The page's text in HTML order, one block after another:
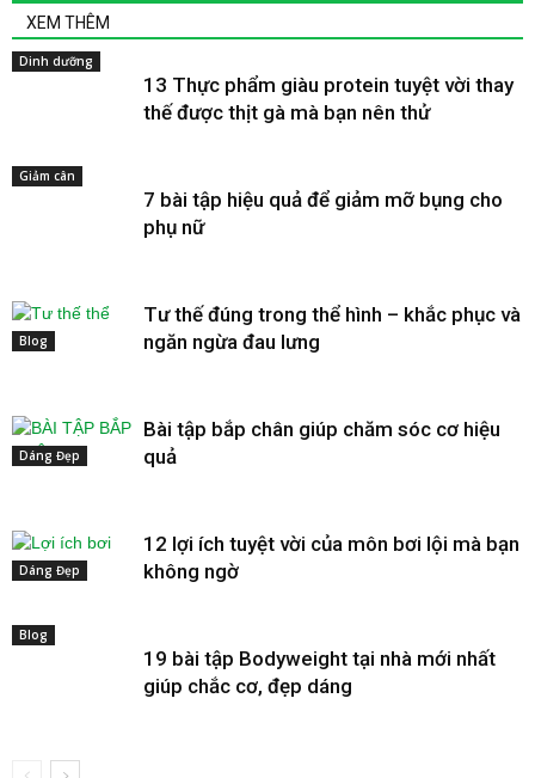
XEM THÊM
Dinh dưỡng
13 Thực phẩm giàu protein tuyệt vời thay
thế được thịt gà mà bạn nên thử
Giảm cân
7 bài tập hiệu quả để giảm mỡ bụng cho
phụ nữ
Blog
Tư thế đúng trong thể hình – khắc phục và
ngăn ngừa đau lưng
Dáng Đẹp
Bài tập bắp chân giúp chăm sóc cơ hiệu
quả
Dáng Đẹp
12 lợi ích tuyệt vời của môn bơi lội mà bạn
không ngờ
Blog
19 bài tập Bodyweight tại nhà mới nhất
giúp chắc cơ, đẹp dáng